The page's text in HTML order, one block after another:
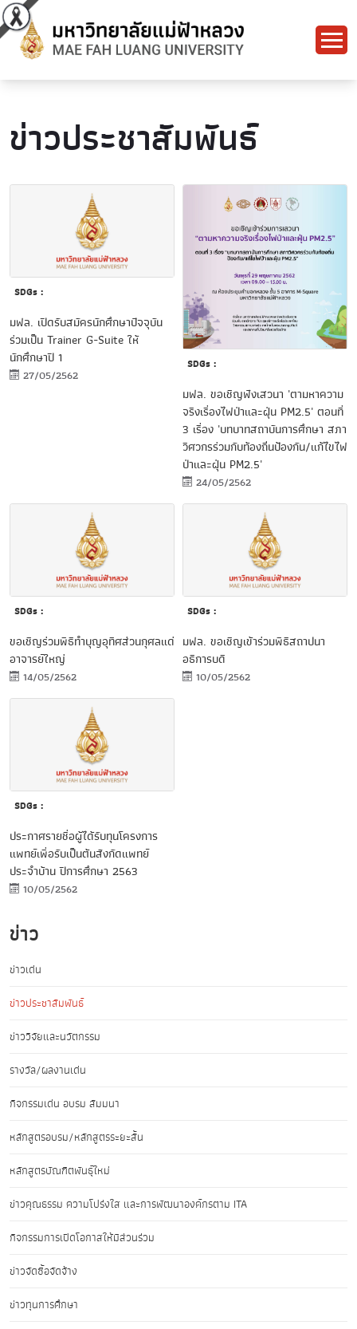
ข่าวประชาสัมพันธ์
SDGs :
มฟล. เปิดรับสมัครนักศึกษาปัจจุบัน
ร่วมเป็น Trainer G-Suite ให้
นักศึกษาปี 1
27/05/2562
SDGs :
มฟล. ขอเชิญฟังเสวนา 'ตามหาความ
จริงเรื่องไฟป่าและฝุ่น PM2.5' ตอนที่
3 เรื่อง 'บทบาทสถาบันการศึกษา สภา
วิศวกรร่วมกับท้องถิ่นป้องกัน/แก้ไขไฟ
ป่าและฝุ่น PM2.5'
24/05/2562
SDGs :
ขอเชิญร่วมพิธีทำบุญอุทิศส่วนกุศลแด่
อาจารย์ใหญ่
14/05/2562
SDGs :
มฟล. ขอเชิญเข้าร่วมพิธีสถาปนา
อธิการบดี
10/05/2562
SDGs :
ประกาศรายชื่อผู้ได้รับทุนโครงการ
แพทย์เพื่อรับเป็นต้นสังกัดแพทย์
ประจำบ้าน ปีการศึกษา 2563
10/05/2562
ข่าว
ข่าวเด่น
ข่าวประชาสัมพันธ์
ข่าววิจัยและนวัตกรรม
รางวัล/ผลงานเด่น
กิจกรรมเด่น อบรม สัมมนา
หลักสูตรอบรม/หลักสูตรระยะสั้น
หลักสูตรบัณฑิตพันธุ์ใหม่
ข่าวคุณธรรม ความโปร่งใส และการพัฒนาองค์กรตาม ITA
กิจกรรมการเปิดโอกาสให้มีส่วนร่วม
ข่าวจัดซื้อจัดจ้าง
ข่าวทุนการศึกษา